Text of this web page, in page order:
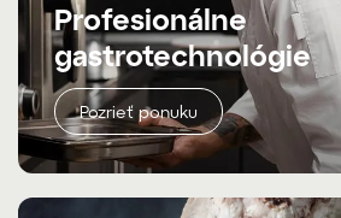
Profesionálne
gastrotechnológie
Pozrieť ponuku